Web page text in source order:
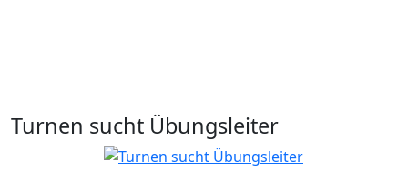
Turnen sucht Übungsleiter